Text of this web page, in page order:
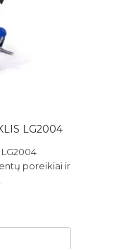
LG2004
poreikiai ir